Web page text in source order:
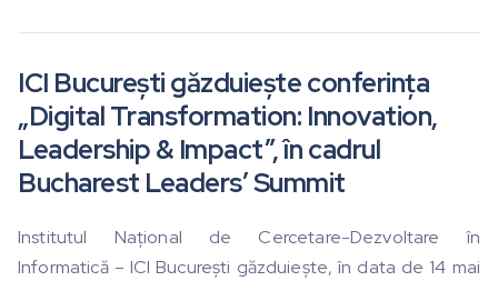
ICI București găzduiește conferința
„Digital Transformation: Innovation,
Leadership & Impact”, în cadrul
Bucharest Leaders’ Summit
Institutul Național de Cercetare-Dezvoltare în
Informatică – ICI București găzduiește, în data de 14 mai